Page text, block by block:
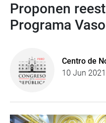
Proponen
Programa
Centro de
10 Jun